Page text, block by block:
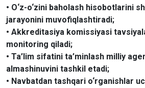
• O‘z-o‘zini baholash hisobotlarini
jarayonini muvofiqlashtiradi;
• Akkreditasiya komissiyasi
monitoring qiladi;
• Ta’lim sifatini ta’minlash milliy
almashinuvini tashkil etadi;
• Navbatdan tashqari o‘rganishlar